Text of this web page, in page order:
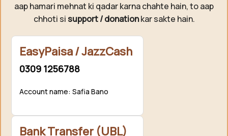
aap hamari mehnat ki qadar karna chahte hain, to aap
chhoti si support / donationkar sakte hain.
EasyPaisa / JazzCash
0309 1256788
Account name: Safia Bano
Bank Transfer (UBL)